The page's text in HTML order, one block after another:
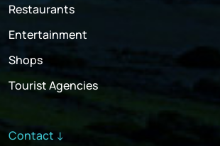
Restaurants
Entertainment
Shops
Tourist Agencies
Contact ↓